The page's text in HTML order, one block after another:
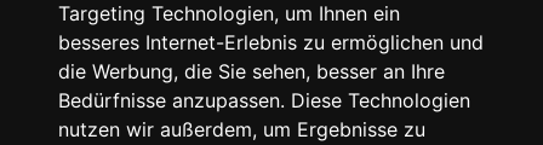
Targeting Technologien, um Ihnen ein
besseres Internet-Erlebnis zu ermöglichen und
die Werbung, die Sie sehen, besser an Ihre
Bedürfnisse anzupassen. Diese Technologien
nutzen wir außerdem, um Ergebnisse zu